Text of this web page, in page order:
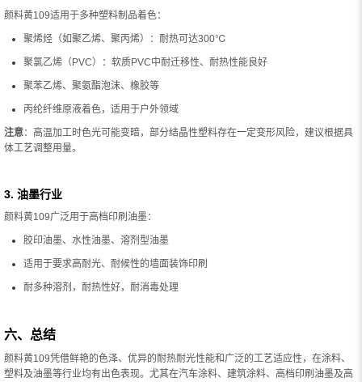
颜料黄109适用于多种塑料制品着色：
聚烯烃（如聚乙烯、聚丙烯）：耐热可达300℃
聚氯乙烯（PVC）：软质PVC中耐迁移性、耐热性能良好
聚苯乙烯、聚氨酯泡沫、橡胶等
丙纶纤维原液着色，适用于户外领域
注意：高温加工时色光可能变暗，部分结晶性塑料存在一定变形风险，建议根据具
体工艺调整用量。
3. 油墨行业
颜料黄109广泛用于高档印刷油墨：
胶印油墨、水性油墨、溶剂型油墨
适用于要求高耐光、耐候性的墙面装饰印刷
耐多种溶剂，耐热性好，耐消毒处理
六、总结
颜料黄109凭借鲜艳的色泽、优异的耐热耐光性能和广泛的工艺适应性，在涂料、
塑料及油墨等行业均有出色表现。尤其在汽车涂料、建筑涂料、高档印刷油墨及高